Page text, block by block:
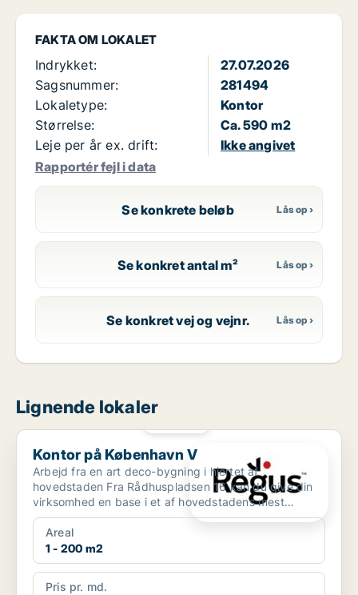
FAKTA OM LOKALET
Indrykket:
27.07.2026
Sagsnummer:
281494
Lokaletype:
Kontor
Størrelse:
Ca. 590 m2
Leje per år ex. drift:
Ikke angivet
Rapportér fejl i data
Se konkrete beløb
Se konkret antal m²
Se konkret vej og vejnr.
Lignende lokaler
Kontor på København V
Kontor på København V
Arbejd fra en art deco-bygning i hjertet af
hovedstaden Fra Rådhuspladsen 16 kan du give din
virksomhed en base i et af hovedstadens mest
berømte bygninger....
Areal
1 - 200 m2
Pris pr. md.